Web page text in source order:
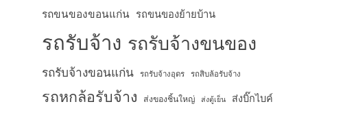
รถขนของขอนแก่น รถขนของย้ายบ้าน
รถรับจ้าง รถรับจ้างขนของ
รถรับจ้างขอนแก่น รถรับจ้างอุดร รถสิบล้อรับจ้าง
รถหกล้อรับจ้าง ส่งของชิ้นใหญ่ ส่งตู้เย็น ส่งบิ๊กไบค์